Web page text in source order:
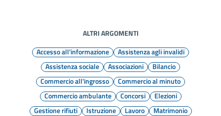
ALTRI ARGOMENTI
Accesso all'informazione
Assistenza agli invalidi
Assistenza sociale
Associazioni
Bilancio
Commercio all'ingrosso
Commercio al minuto
Commercio ambulante
Concorsi
Elezioni
Gestione rifiuti
Istruzione Lavoro
Matrimonio